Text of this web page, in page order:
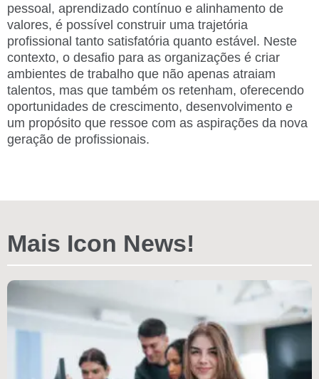
pessoal, aprendizado contínuo e alinhamento de
valores, é possível construir uma trajetória
profissional tanto satisfatória quanto estável. Neste
contexto, o desafio para as organizações é criar
ambientes de trabalho que não apenas atraiam
talentos, mas que também os retenham, oferecendo
oportunidades de crescimento, desenvolvimento e
um propósito que ressoe com as aspirações da nova
geração de profissionais.
Mais Icon News!